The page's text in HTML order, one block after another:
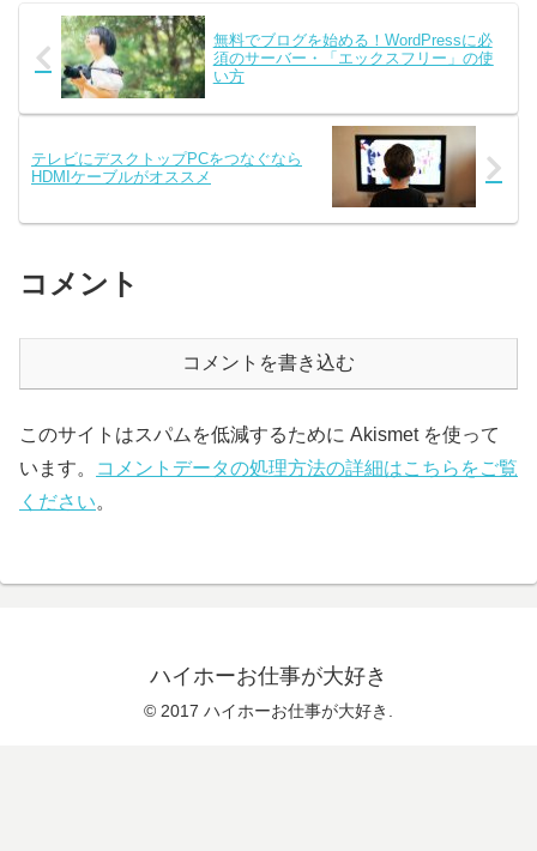
無料でブログを始める！WordPressに必
須のサーバー・「エックスフリー」の使
い方
テレビにデスクトップPCをつなぐなら
HDMIケーブルがオススメ
コメント
コメントを書き込む
このサイトはスパムを低減するために Akismet を使って
います。
コメントデータの処理方法の詳細はこちらをご覧
ください。
ハイホーお仕事が大好き
© 2017 ハイホーお仕事が大好き.